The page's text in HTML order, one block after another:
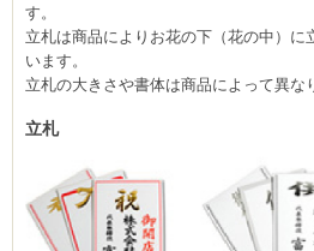
す。
立札は商品によりお花の下（花の中）に
います。
立札の大きさや書体は商品によって異な
立札